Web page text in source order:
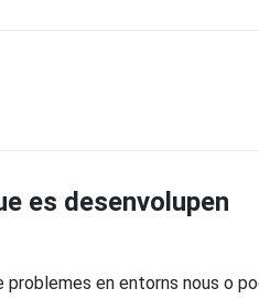
es desenvolupen
en entorns nous o